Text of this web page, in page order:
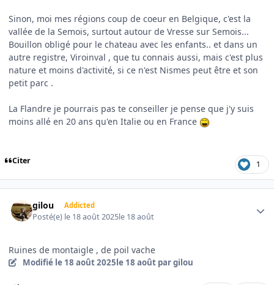
Sinon, moi mes régions coup de coeur en Belgique, c'est la
vallée de la Semois, surtout autour de Vresse sur Semois...
Bouillon obligé pour le chateau avec les enfants.. et dans un
autre registre, Viroinval , que tu connais aussi, mais c'est plus
nature et moins d'activité, si ce n'est Nismes peut être et son
petit parc .
La Flandre je pourrais pas te conseiller je pense que j'y suis
moins allé en 20 ans qu'en Italie ou en France
Citer 1
gilou Addicted
Posté(e) le 18 août 2025le 18 août
Ruines de montaigle , de poil vache
Modifié le 18 août 2025le 18 aoûtpar gilou